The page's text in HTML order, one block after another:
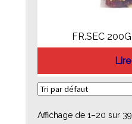
FR.SEC
Affichage de 1–20 sur